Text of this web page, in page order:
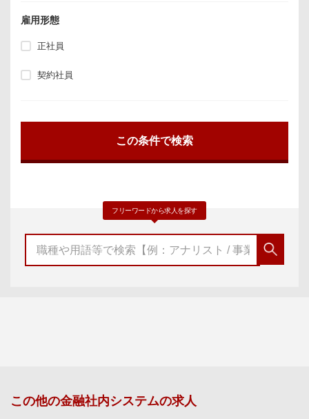
雇用形態
正社員
契約社員
フリーワードから求人を探す
この他の金融社内システムの求人